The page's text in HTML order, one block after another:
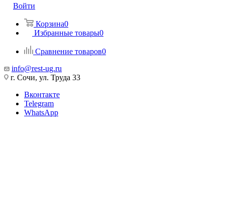
Войти
Корзина0
Избранные товары0
Сравнение товаров0
info@rest-ug.ru
г. Сочи, ул. Труда 33
Вконтакте
Telegram
WhatsApp